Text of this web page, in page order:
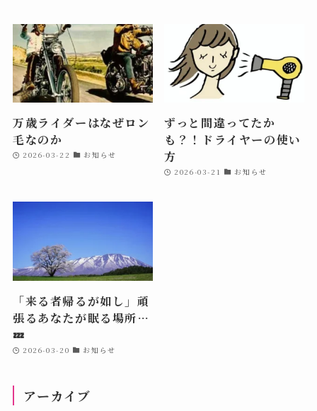
万歳ライダーはなぜロン
毛なのか
2026-03-22 お知らせ
ずっと間違ってたか
も？！ドライヤーの使い
方
2026-03-21 お知らせ
「来る者帰るが如し」頑
張るあなたが眠る場所…
💤
2026-03-20 お知らせ
アーカイブ